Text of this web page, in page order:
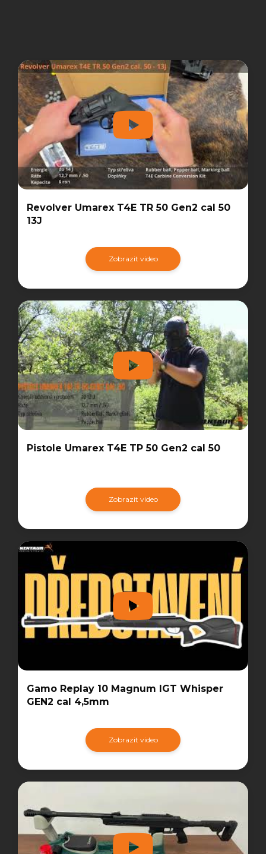
Revolver Umarex T4E TR 50 Gen2 cal 50
13J
Zobrazit video
Pistole Umarex T4E TP 50 Gen2 cal 50
Zobrazit video
Gamo Replay 10 Magnum IGT Whisper
GEN2 cal 4,5mm
Zobrazit video